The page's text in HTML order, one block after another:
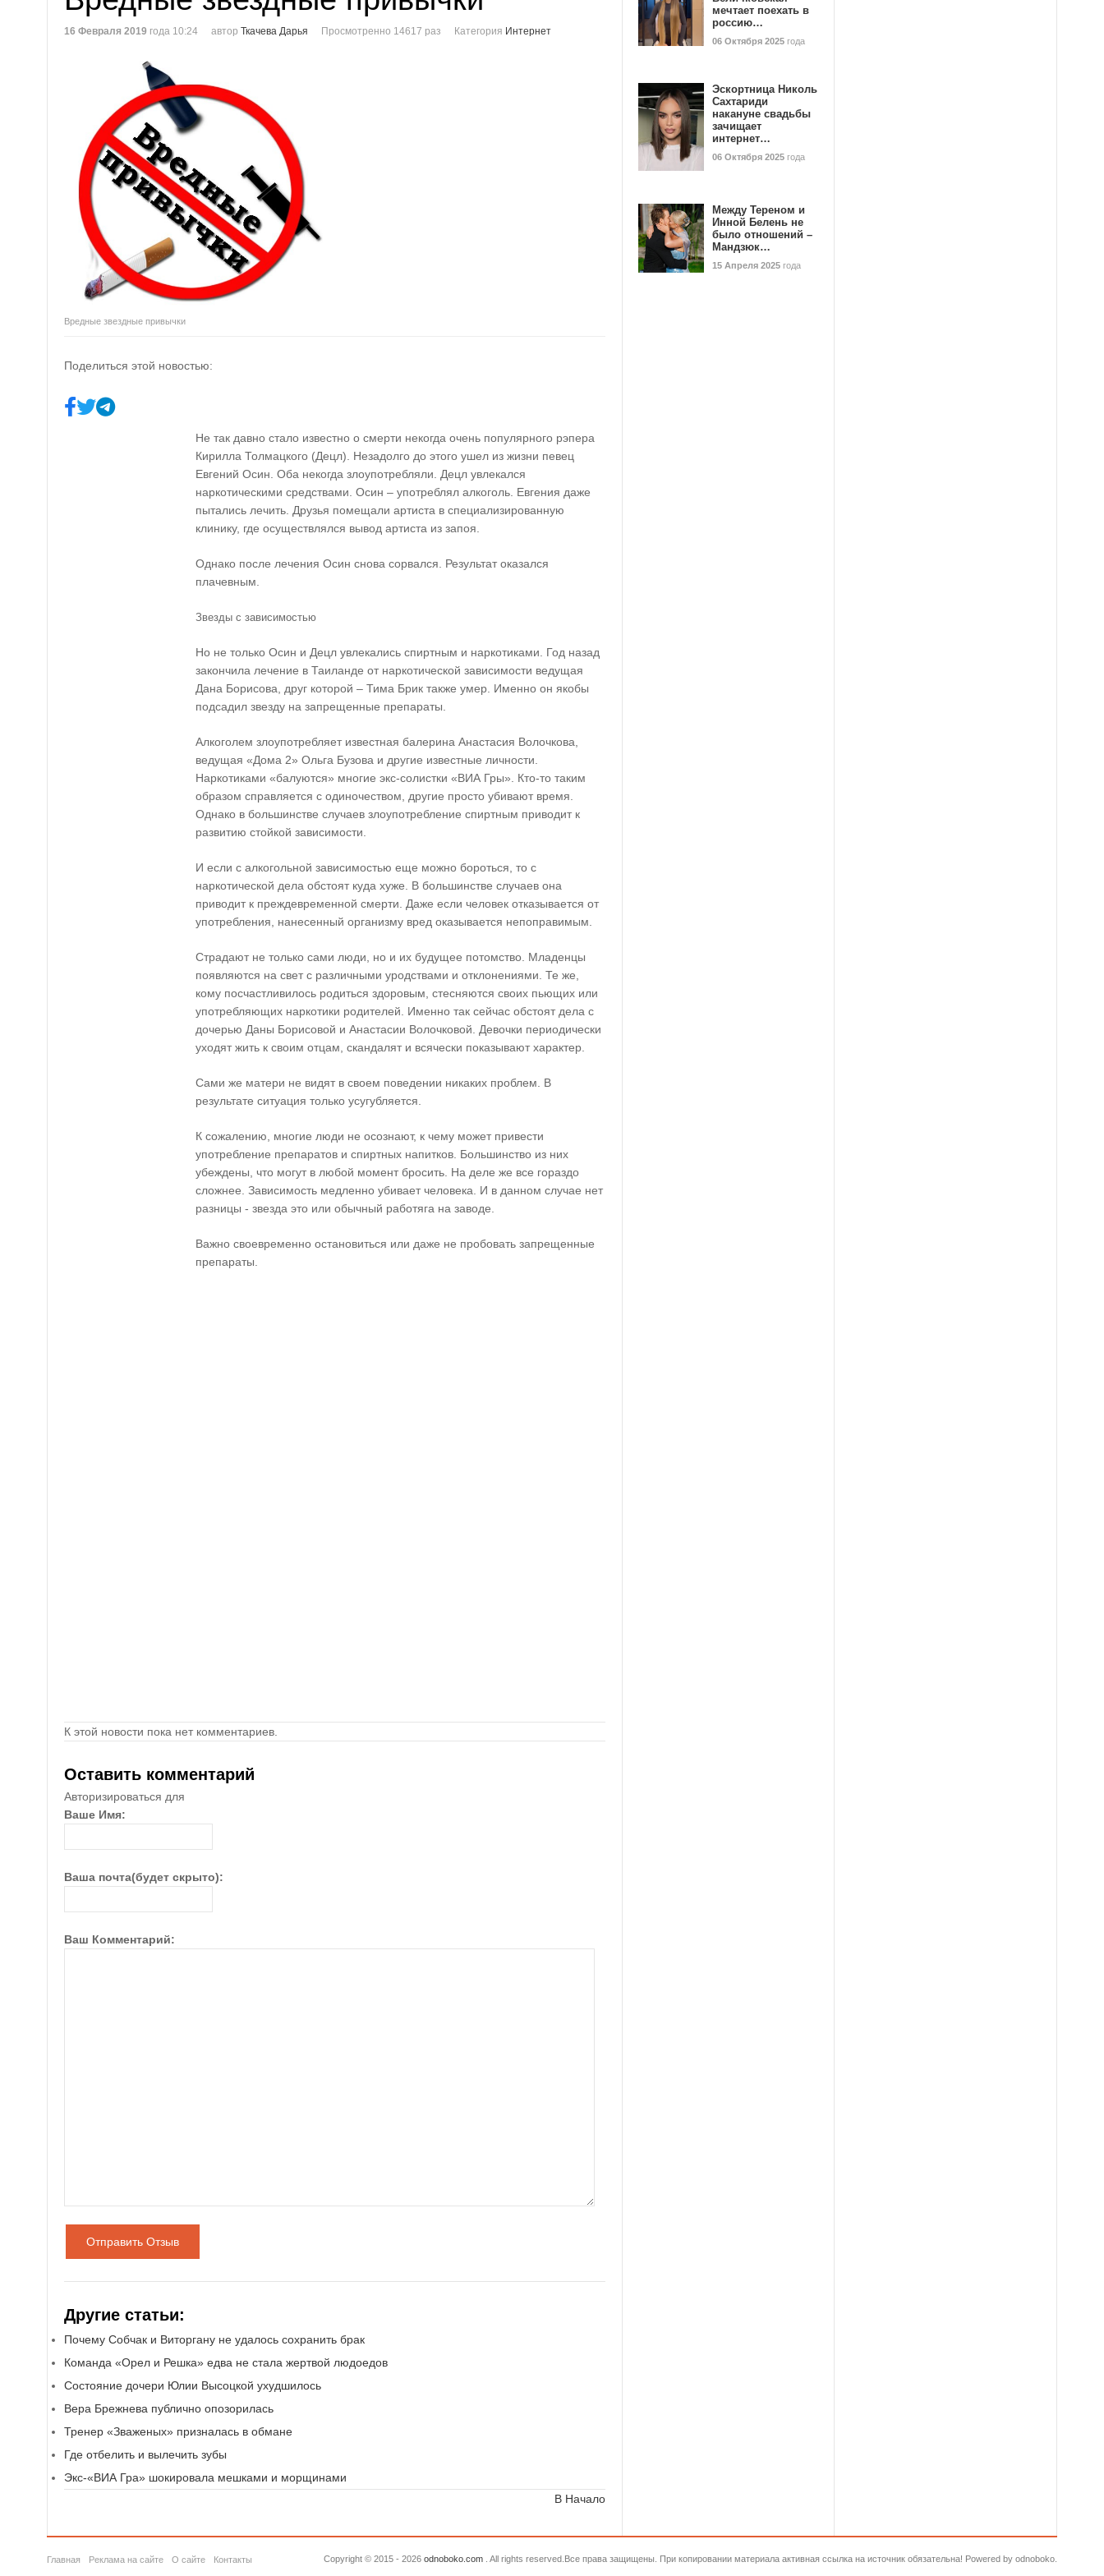
16 Февраля 2019 года 10:24 автор Ткачева Дарья Просмотренно 14617 раз Категория Интернет
Вредные звездные привычки
Поделиться этой новостью:
Не так давно стало известно о смерти некогда очень популярного рэпера
Кирилла Толмацкого (Децл). Незадолго до этого ушел из жизни певец
Евгений Осин. Оба некогда злоупотребляли. Децл увлекался
наркотическими средствами. Осин – употреблял алкоголь. Евгения даже
пытались лечить. Друзья помещали артиста в специализированную
клинику, где осуществлялся вывод артиста из запоя.
Однако после лечения Осин снова сорвался. Результат оказался
плачевным.
Звезды с зависимостью
Но не только Осин и Децл увлекались спиртным и наркотиками. Год назад
закончила лечение в Таиланде от наркотической зависимости ведущая
Дана Борисова, друг которой – Тима Брик также умер. Именно он якобы
подсадил звезду на запрещенные препараты.
Алкоголем злоупотребляет известная балерина Анастасия Волочкова,
ведущая «Дома 2» Ольга Бузова и другие известные личности.
Наркотиками «балуются» многие экс-солистки «ВИА Гры». Кто-то таким
образом справляется с одиночеством, другие просто убивают время.
Однако в большинстве случаев злоупотребление спиртным приводит к
развитию стойкой зависимости.
И если с алкогольной зависимостью еще можно бороться, то с
наркотической дела обстоят куда хуже. В большинстве случаев она
приводит к преждевременной смерти. Даже если человек отказывается от
употребления, нанесенный организму вред оказывается непоправимым.
Страдают не только сами люди, но и их будущее потомство. Младенцы
появляются на свет с различными уродствами и отклонениями. Те же,
кому посчастливилось родиться здоровым, стесняются своих пьющих или
употребляющих наркотики родителей. Именно так сейчас обстоят дела с
дочерью Даны Борисовой и Анастасии Волочковой. Девочки периодически
уходят жить к своим отцам, скандалят и всячески показывают характер.
Сами же матери не видят в своем поведении никаких проблем. В
результате ситуация только усугубляется.
К сожалению, многие люди не осознают, к чему может привести
употребление препаратов и спиртных напитков. Большинство из них
убеждены, что могут в любой момент бросить. На деле же все гораздо
сложнее. Зависимость медленно убивает человека. И в данном случае нет
разницы - звезда это или обычный работяга на заводе.
Важно своевременно остановиться или даже не пробовать запрещенные
препараты.
К этой новости пока нет комментариев.
Оставить комментарий
Авторизироваться для
Ваше Имя:
Ваша почта(будет скрыто):
Ваш Комментарий:
Отправить Отзыв
Другие статьи:
Почему Собчак и Виторгану не удалось сохранить брак
Команда «Орел и Решка» едва не стала жертвой людоедов
Состояние дочери Юлии Высоцкой ухудшилось
Вера Брежнева публично опозорилась
Тренер «Зваженых» призналась в обмане
Где отбелить и вылечить зубы
Экс-«ВИА Гра» шокировала мешками и морщинами
В Начало
мечтает поехать в
россию…
06 Октября 2025 года
Эскортница Николь
Сахтариди
накануне свадьбы
зачищает
интернет…
06 Октября 2025 года
Между Тереном и
Инной Белень не
было отношений –
Мандзюк…
15 Апреля 2025 года
Главная Реклама на сайте О сайте Контакты Copyright © 2015 - 2026 odnoboko.com . All rights reserved.Все права защищены. При копировании материала активная ссылка на источник обязательна! Powered by odnoboko.